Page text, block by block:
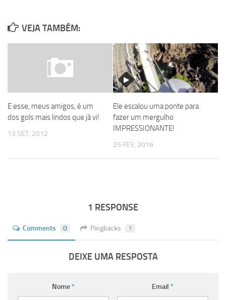
VEJA TAMBÉM:
E esse, meus amigos, é um
dos gols mais lindos que já vi!
13 SET, 2012
Ele escalou uma ponte para
fazer um mergulho
IMPRESSIONANTE!
25 FEV, 2016
1 RESPONSE
Comments 0 Pingbacks 1
DEIXE UMA RESPOSTA
Nome* Email *